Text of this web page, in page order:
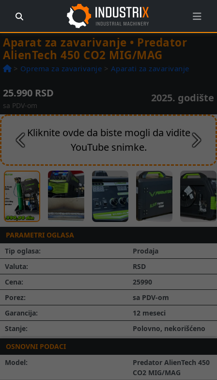
Aparat za zavarivanje • Predator
AlienTech 450 CO2 MIG/MAG
> Oprema za zavarivanje > Aparati za zavarivanje
25.990 RSD
sa PDV-om
2025. godište
Kliknite ovde da biste mogli da vidite
YouTube snimke.
Prethodna
PARAMETRI OGLASA
Tip oglasa:
Prodaja
Valuta:
RSD
Cena:
25990
Porez:
sa PDV-om
Garancija:
12 meseci
Stanje:
Polovno, nekorišćeno
OSNOVNI PODACI
Model:
Predator AlienTech 450
CO2 MIG/MAG